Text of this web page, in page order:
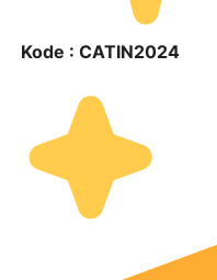
Kode : CATIN2024